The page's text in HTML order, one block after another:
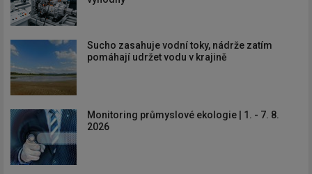
Sucho zasahuje vodní toky, nádrže zatím
pomáhají udržet vodu v krajině
Monitoring průmyslové ekologie | 1. - 7. 8.
2026